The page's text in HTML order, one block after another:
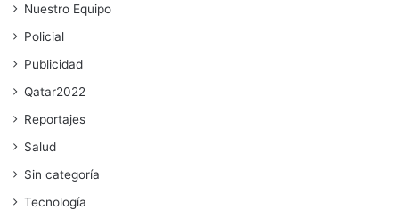
Nuestro Equipo
Policial
Publicidad
Qatar2022
Reportajes
Salud
Sin categoría
Tecnología